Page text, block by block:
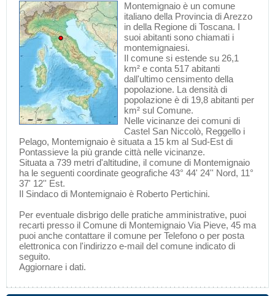
Montemignaio è un comune
italiano della Provincia di Arezzo
in della Regione di Toscana. I
suoi abitanti sono chiamati i
montemignaiesi.
Il comune si estende su 26,1
km² e conta 517 abitanti
dall'ultimo censimento della
popolazione. La densità di
popolazione è di 19,8 abitanti per
km² sul Comune.
Nelle vicinanze dei comuni di
Castel San Niccolò, Reggello i
Pelago, Montemignaio è situata a 15 km al Sud-Est di
Pontassieve la più grande città nelle vicinanze.
Situata a 739 metri d'altitudine, il comune di Montemignaio
ha le seguenti coordinate geografiche 43° 44' 24'' Nord, 11°
37' 12'' Est.
Il Sindaco di Montemignaio è Roberto Pertichini.
Per eventuale disbrigo delle pratiche amministrative, puoi
recarti presso il Comune di Montemignaio Via Pieve, 45 ma
puoi anche contattare il comune per Telefono o per posta
elettronica con l'indirizzo e-mail del comune indicato di
seguito.
Aggiornare i dati.